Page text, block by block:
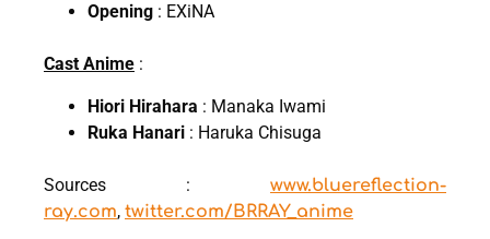
Opening : EXiNA
Cast Anime :
Hiori Hirahara : Manaka Iwami
Ruka Hanari : Haruka Chisuga
Sources : www.bluereflection-
ray.com, twitter.com/BRRAY_anime